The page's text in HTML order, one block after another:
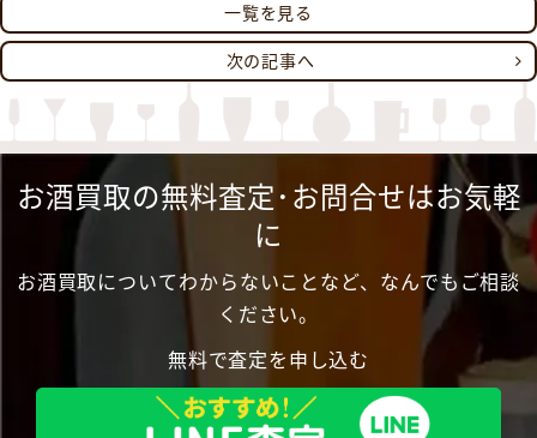
一覧を見る
次の記事へ
お酒買取の無料査定･お問合せはお気軽
に
お酒買取についてわからないことなど、なんでもご相談
ください。
無料で査定を申し込む